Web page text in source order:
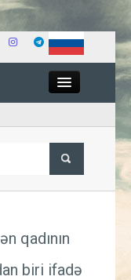
qadının
biri ifadə